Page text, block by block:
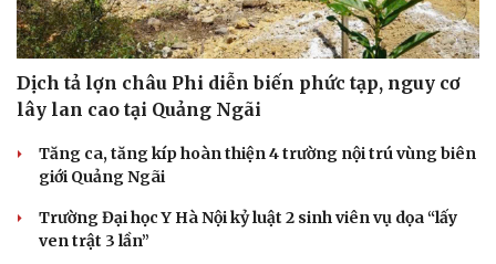
Dịch tả lợn châu Phi diễn biến phức tạp, nguy cơ
lây lan cao tại Quảng Ngãi
Tăng ca, tăng kíp hoàn thiện 4 trường nội trú vùng biên
giới Quảng Ngãi
Trường Đại học Y Hà Nội kỷ luật 2 sinh viên vụ dọa “lấy
ven trật 3 lần”